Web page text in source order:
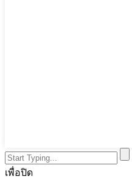
เพื่อปิด